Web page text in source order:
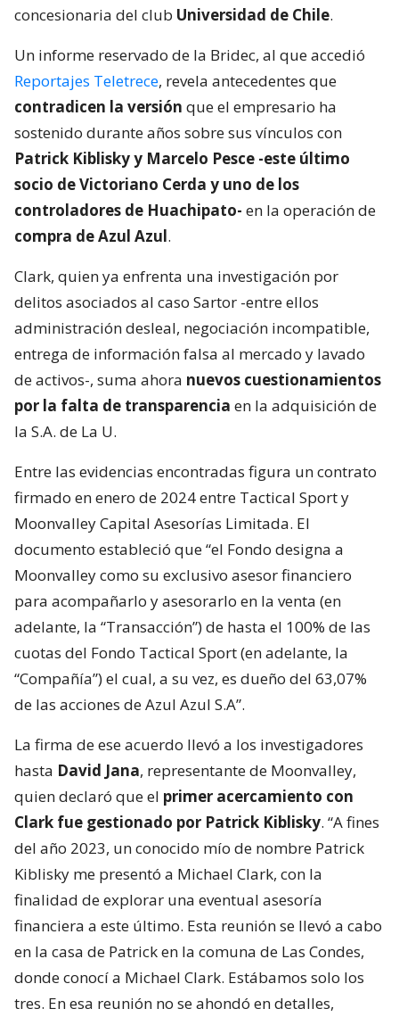
concesionaria del club Universidad de Chile.
Un informe reservado de la Bridec, al que accedió
Reportajes Teletrece, revela antecedentes que
contradicen la versión que el empresario ha
sostenido durante años sobre sus vínculos con
Patrick Kiblisky y Marcelo Pesce -este último
socio de Victoriano Cerda y uno de los
controladores de Huachipato- en la operación de
compra de Azul Azul.
Clark, quien ya enfrenta una investigación por
delitos asociados al caso Sartor -entre ellos
administración desleal, negociación incompatible,
entrega de información falsa al mercado y lavado
de activos-, suma ahora nuevos cuestionamientos
por la falta de transparencia en la adquisición de
la S.A. de La U.
Entre las evidencias encontradas figura un contrato
firmado en enero de 2024 entre Tactical Sport y
Moonvalley Capital Asesorías Limitada. El
documento estableció que “el Fondo designa a
Moonvalley como su exclusivo asesor financiero
para acompañarlo y asesorarlo en la venta (en
adelante, la “Transacción”) de hasta el 100% de las
cuotas del Fondo Tactical Sport (en adelante, la
“Compañía”) el cual, a su vez, es dueño del 63,07%
de las acciones de Azul Azul S.A”.
La firma de ese acuerdo llevó a los investigadores
hasta David Jana, representante de Moonvalley,
quien declaró que el primer acercamiento con
Clark fue gestionado por Patrick Kiblisky. “A fines
del año 2023, un conocido mío de nombre Patrick
Kiblisky me presentó a Michael Clark, con la
finalidad de explorar una eventual asesoría
financiera a este último. Esta reunión se llevó a cabo
en la casa de Patrick en la comuna de Las Condes,
donde conocí a Michael Clark. Estábamos solo los
tres. En esa reunión no se ahondó en detalles,